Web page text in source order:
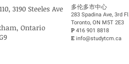
​多伦多市中心
283 Spadina Ave, 3rd Fl.
Toronto, ON M5T 2E3
P 416 901 8818
E info@studytcm.ca
3190 Steeles Ave
Ontario